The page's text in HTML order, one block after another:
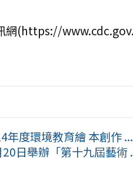
網(https://
度環境教育繪 本創作 ...
日舉辦「第十九屆藝術